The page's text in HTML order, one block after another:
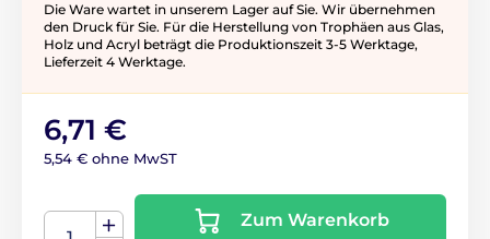
Die Ware wartet in unserem Lager auf Sie. Wir übernehmen
den Druck für Sie. Für die Herstellung von Trophäen aus Glas,
Holz und Acryl beträgt die Produktionszeit 3-5 ​​Werktage,
Lieferzeit 4 Werktage.
6,71 €
5,54 € ohne MwST
Zum Warenkorb